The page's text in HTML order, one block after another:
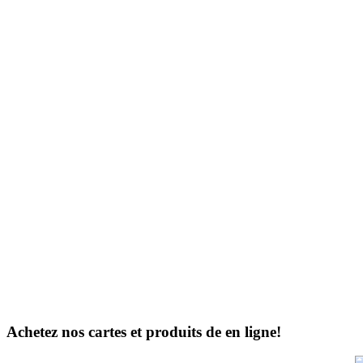
Achetez nos cartes et produits de en ligne!